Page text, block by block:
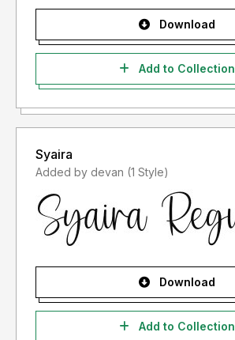
Download
Add to Collection
Syaira
Added by devan (1 Style)
Download
Add to Collection